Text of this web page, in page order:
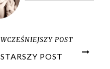
WCZEŚNIEJSZY POST
STARSZY POST